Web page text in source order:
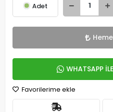
Adet
WHATSAPP
Favorilerime ekle